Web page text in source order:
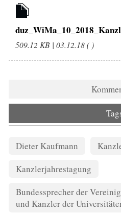
509.12 KB | 03.12.18 ( )
Dieter Kaufmann
Kanzlerjahrestagung
Bundessprecher der
und Kanzler der